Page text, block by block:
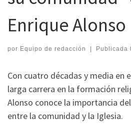
Enrique Alonso
por Equipo de redacción | Publicada
Con cuatro décadas y media en
larga carrera en la formación
Alonso conoce la importancia
entre la comunidad y la Iglesia.